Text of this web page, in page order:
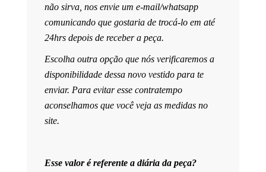
não sirva, nos envie um e-mail/whatsapp
comunicando que gostaria de trocá-lo em até
24hrs depois de receber a peça.
Escolha outra opção que nós verificaremos a
disponibilidade dessa novo vestido para te
enviar. Para evitar esse contratempo
aconselhamos que você veja as medidas no
site.
Esse valor é referente a diária da peça?